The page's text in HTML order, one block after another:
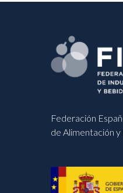
Federación
de Alimentación